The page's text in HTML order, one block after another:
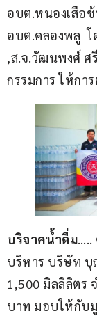
อบต.หนองเสือ
อบต.คลองพลู  โ
,ส.จ.วัฒนพงศ์ ศ
กรรมการ ให้กา
บริจาคน้ำดื่ม…..
บริหาร บริษัท บุ
1,500 มิลลิลิตร
บาท มอบให้กับมู